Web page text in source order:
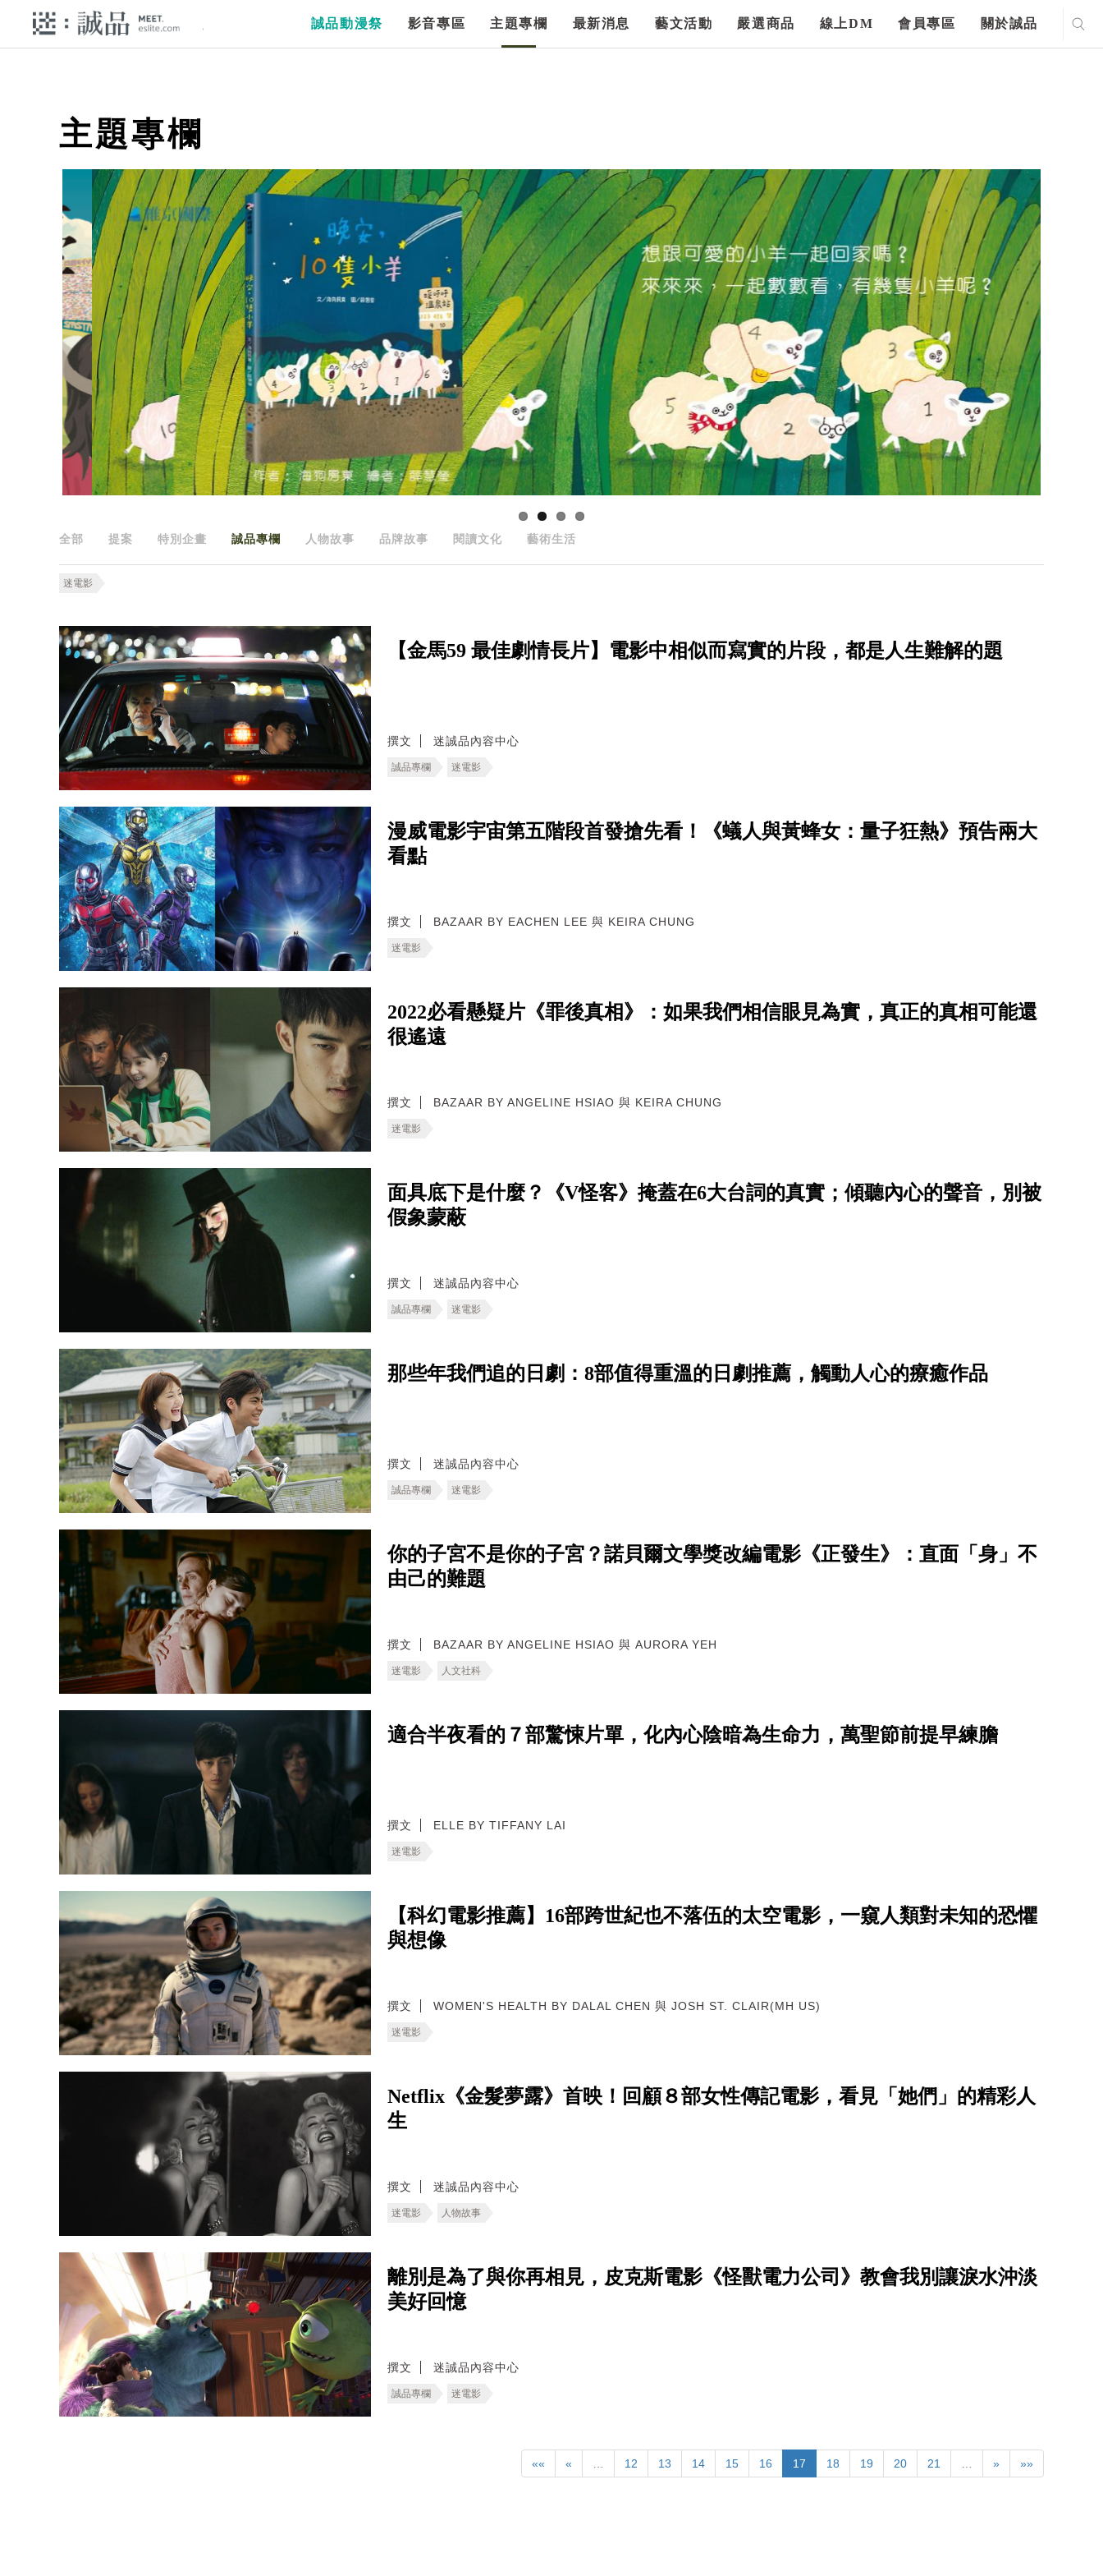
誠品動漫祭 影音專區 主題專欄 最新消息 藝文活動 嚴選商品 線上DM 會員專區 關於誠品
主題專欄
全部 提案 特別企畫 誠品專欄 人物故事 品牌故事 閱讀文化 藝術生活
迷電影
【金馬59 最佳劇情長片】電影中相似而寫實的片段，都是人生難解的題
撰文 迷誠品內容中心
誠品專欄 迷電影
漫威電影宇宙第五階段首發搶先看！《蟻人與黃蜂女：量子狂熱》預告兩大
看點
撰文 BAZAAR BY EACHEN LEE 與 KEIRA CHUNG
迷電影
2022必看懸疑片《罪後真相》：如果我們相信眼見為實，真正的真相可能還
很遙遠
撰文 BAZAAR BY ANGELINE HSIAO 與 KEIRA CHUNG
迷電影
面具底下是什麼？《V怪客》掩蓋在6大台詞的真實；傾聽內心的聲音，別被
假象蒙蔽
撰文 迷誠品內容中心
誠品專欄 迷電影
那些年我們追的日劇：8部值得重溫的日劇推薦，觸動人心的療癒作品
撰文 迷誠品內容中心
誠品專欄 迷電影
你的子宮不是你的子宮？諾貝爾文學獎改編電影《正發生》：直面「身」不
由己的難題
撰文 BAZAAR BY ANGELINE HSIAO 與 AURORA YEH
迷電影 人文社科
適合半夜看的７部驚悚片單，化內心陰暗為生命力，萬聖節前提早練膽
撰文 ELLE BY TIFFANY LAI
迷電影
【科幻電影推薦】16部跨世紀也不落伍的太空電影，一窺人類對未知的恐懼
與想像
撰文 WOMEN'S HEALTH BY DALAL CHEN 與 JOSH ST. CLAIR(MH US)
迷電影
Netflix《金髮夢露》首映！回顧８部女性傳記電影，看見「她們」的精彩人
生
撰文 迷誠品內容中心
迷電影 人物故事
離別是為了與你再相見，皮克斯電影《怪獸電力公司》教會我別讓淚水沖淡
美好回憶
撰文 迷誠品內容中心
誠品專欄 迷電影
«« « … 12 13 14 15 16 17 18 19 20 21 … » »»